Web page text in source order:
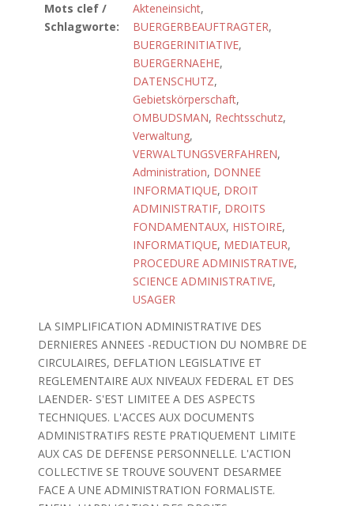
Mots clef /
Schlagworte:
Akteneinsicht,
BUERGERBEAUFTRAGTER,
BUERGERINITIATIVE,
BUERGERNAEHE,
DATENSCHUTZ,
Gebietskörperschaft,
OMBUDSMAN, Rechtsschutz,
Verwaltung,
VERWALTUNGSVERFAHREN,
Administration, DONNEE
INFORMATIQUE, DROIT
ADMINISTRATIF, DROITS
FONDAMENTAUX, HISTOIRE,
INFORMATIQUE, MEDIATEUR,
PROCEDURE ADMINISTRATIVE,
SCIENCE ADMINISTRATIVE,
USAGER
LA SIMPLIFICATION ADMINISTRATIVE DES
DERNIERES ANNEES -REDUCTION DU NOMBRE DE
CIRCULAIRES, DEFLATION LEGISLATIVE ET
REGLEMENTAIRE AUX NIVEAUX FEDERAL ET DES
LAENDER- S'EST LIMITEE A DES ASPECTS
TECHNIQUES. L'ACCES AUX DOCUMENTS
ADMINISTRATIFS RESTE PRATIQUEMENT LIMITE
AUX CAS DE DEFENSE PERSONNELLE. L'ACTION
COLLECTIVE SE TROUVE SOUVENT DESARMEE
FACE A UNE ADMINISTRATION FORMALISTE.